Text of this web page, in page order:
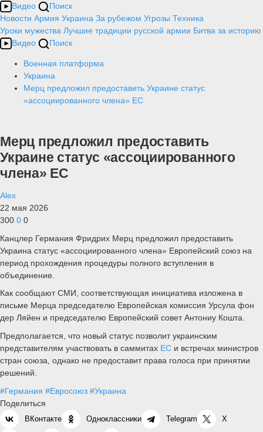
Видео
Поиск
Новости Армия Украина За рубежом Угрозы Техника
Уроки мужества Лучшие традиции русской армии Битва за историю
Видео
Поиск
Военная платформа
Украина
Мерц предложил предоставить Украине статус
«ассоциированного члена» ЕС
Мерц предложил предоставить
Украине статус «ассоциированного
члена» ЕС
Alex
22 мая 2026
300 0 0
Канцлер Германия Фридрих Мерц предложил предоставить
Украина статус «ассоциированного члена» Европейский союз на
период прохождения процедуры полного вступления в
объединение.
Как сообщают СМИ, соответствующая инициатива изложена в
письме Мерца председателю Европейская комиссия Урсула фон
дер Ляйен и председателю Европейский совет Антониу Кошта.
Предполагается, что новый статус позволит украинским
представителям участвовать в саммитах ЕС и встречах министров
стран союза, однако не предоставит права голоса при принятии
решений.
#Германия #Евросоюз #Украина
Поделиться
ВКонтакте Одноклассники Telegram X